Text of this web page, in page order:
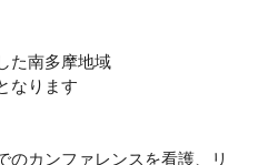
のもと、多摩・八王子市内、
用者様と会社スタッフの“想
た南多摩地域
なります
のカンファレンスを看護、リ